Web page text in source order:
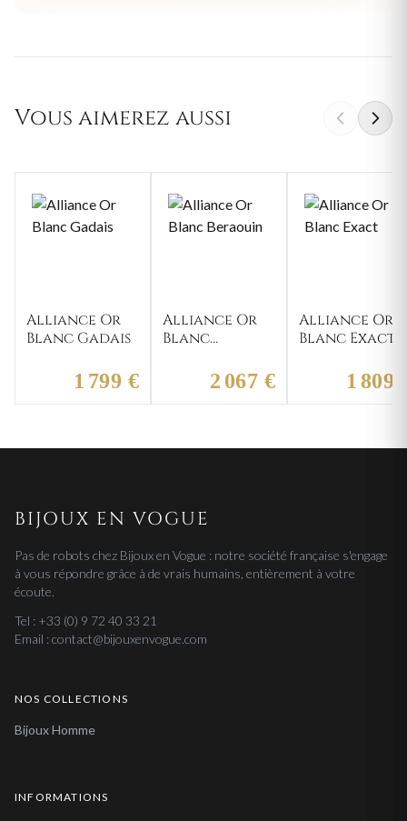
Vous aimerez aussi
Alliance Or
Blanc Gadais
1 799 €
Alliance Or
Blanc
2 067 €
Alliance Or
Blanc Exact
1 809
BIJOUX EN VOGUE
Pas de robots chez Bijoux en Vogue : notre société française s'engage
à vous répondre grâce à de vrais humains, entièrement à votre
écoute.
Tel : +33 (0) 9 72 40 33 21
Email : contact@bijouxenvogue.com
NOS COLLECTIONS
Bijoux Homme
INFORMATIONS